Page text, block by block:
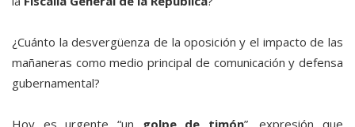
¿Cuánto la desvergüenza de la oposición y el impacto de las
mañaneras como medio principal de comunicación y defensa
gubernamental?